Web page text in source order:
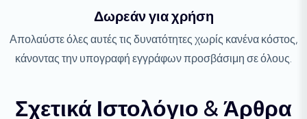
Δωρεάν για χρήση
Απολαύστε όλες αυτές τις δυνατότητες χωρίς κανένα κόστος,
κάνοντας την υπογραφή εγγράφων προσβάσιμη σε όλους.
Σχετικά Ιστολόγιο & Άρθρα